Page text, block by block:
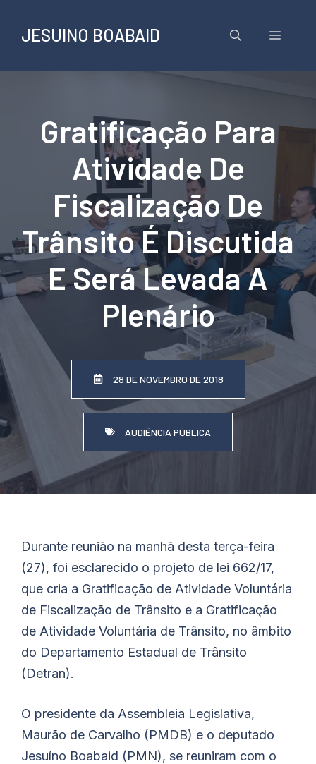
conteúdo
JESUINO BOABAID Menu
Gratificação Para
Atividade De
Fiscalização De
Trânsito É Discutida
E Será Levada A
Plenário
28 DE NOVEMBRO DE 2018
AUDIÊNCIA PÚBLICA
Durante reunião na manhã desta terça-feira
(27), foi esclarecido o projeto de lei 662/17,
que cria a Gratificação de Atividade Voluntária
de Fiscalização de Trânsito e a Gratificação
de Atividade Voluntária de Trânsito, no âmbito
do Departamento Estadual de Trânsito
(Detran).
O presidente da Assembleia Legislativa,
Maurão de Carvalho (PMDB) e o deputado
Jesuíno Boabaid (PMN), se reuniram com o